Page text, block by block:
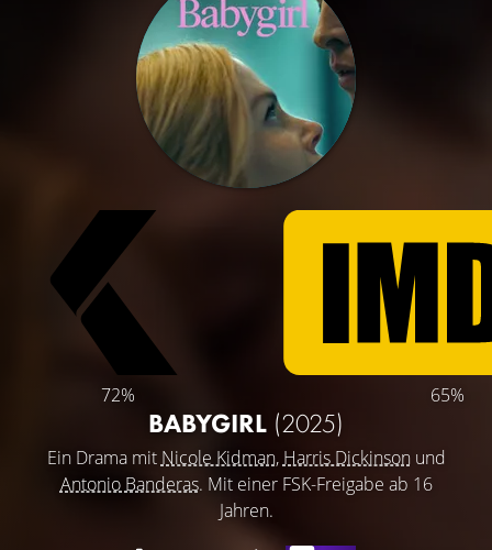
72% 65%
BABYGIRL (2025)
Ein Drama mit Nicole Kidman, Harris Dickinsonund
Antonio Banderas. Mit einer FSK-Freigabe ab 16
Jahren.